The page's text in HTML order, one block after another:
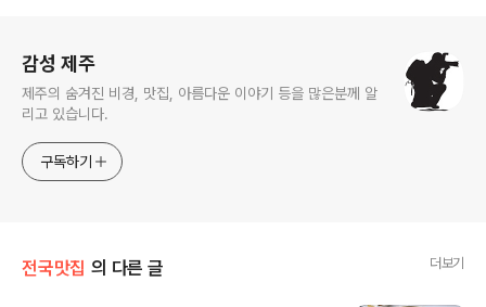
감성 제주
제주의 숨겨진 비경, 맛집, 아름다운 이야기 등을 많은분께 알
리고 있습니다.
구독하기
전국맛집 의 다른 글 더보기